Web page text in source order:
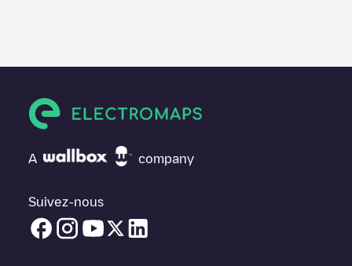
électrique la prochaine fois.
dont vous avez besoin, vérifiez en bas de la page le point de
charge le plus proche de chez vous sous "points de charge les
pour véhicules électriques à proximité, ainsi que leur
emplacement dans un parking, en surface et leur distance en
KM.
A company
Suivez-nous